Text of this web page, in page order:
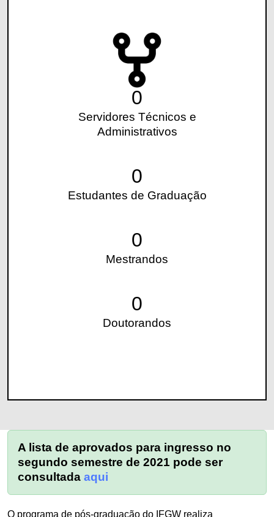
0
Servidores Técnicos e
Administrativos
0
Estudantes de Graduação
0
Mestrandos
0
Doutorandos
A lista de aprovados para ingresso no
segundo semestre de 2021 pode ser
consultada aqui
O programa de pós-graduação do IFGW realiza